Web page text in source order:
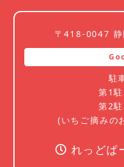
〒418-0047 静
駐
第1
第2
(いちご摘みの
れっどぱ